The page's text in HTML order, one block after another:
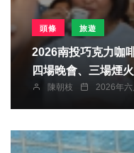
頭條 旅遊
2026南投巧克力咖
四場晚會、三場煙
陳朝枝 2026年六